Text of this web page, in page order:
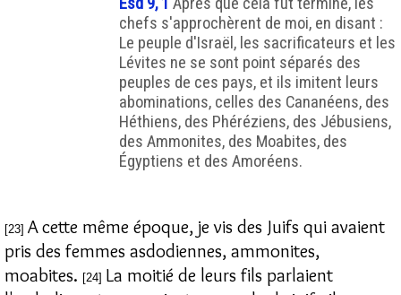
chefs s'approchèrent de moi, en disant :
Le peuple d'Israël, les sacrificateurs et les
Lévites ne se sont point séparés des
peuples de ces pays, et ils imitent leurs
abominations, celles des Cananéens, des
Héthiens, des Phéréziens, des Jébusiens,
des Ammonites, des Moabites, des
Égyptiens et des Amoréens.
[23] A cette même époque, je vis des Juifs qui avaient
pris des femmes asdodiennes, ammonites,
moabites. [24] La moitié de leurs fils parlaient